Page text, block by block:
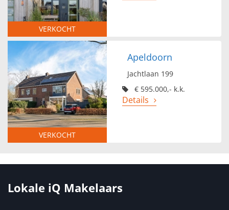
VERKOCHT
VERKOCHT
Apeldoorn
Jachtlaan 199
€ 595.000,- k.k.
Details
Lokale iQ Makelaars